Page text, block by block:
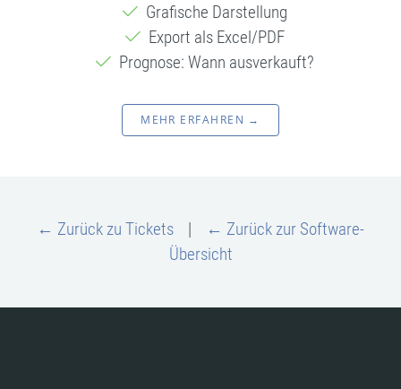
Grafische Darstellung
Export als Excel/PDF
Prognose: Wann ausverkauft?
MEHR ERFAHREN →
← Zurück zu Tickets |
← Zurück zur Software-
Übersicht